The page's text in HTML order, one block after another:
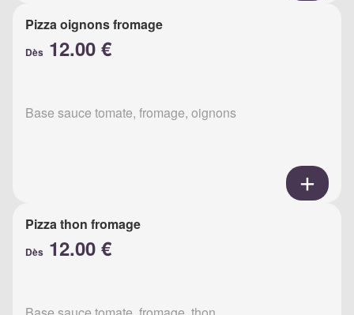
Pizza oignons fromage
Dès 12.00 €
Base sauce tomate, fromage, oignons
Pizza thon fromage
Dès 12.00 €